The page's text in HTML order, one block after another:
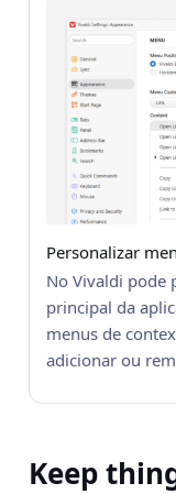
Personalizar
No Vivaldi pode
principal da
menus de
adicionar ou
Keep